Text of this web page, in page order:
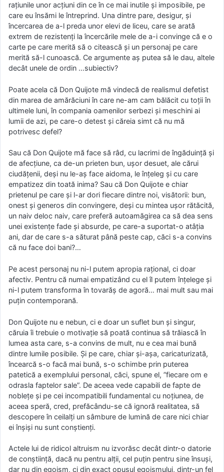
rațiunile unor acțiuni din ce în ce mai inutile și imposibile, pe
care eu însămi le întreprind. Una dintre pare, desigur, și
încercarea de a-l preda unor elevi de liceu, care se arată
extrem de rezistenți la încercările mele de a-i convinge că e o
carte pe care merită să o citească și un personaj pe care
merită să-l cunoască. Ce argumente aș putea să le dau, altele
decât unele de ordin …subiectiv?
Poate acela că Don Quijote mă vindecă de realismul defetist
din marea de amărăciuni în care ne-am cam bălăcit cu toții în
ultimele luni, în compania oamenilor serbezi și meschini ai
lumii de azi, pe care-o detest și căreia simt că nu mă
potrivesc defel?
Sau că Don Quijote mă face să râd, cu lacrimi de îngăduință și
de afecțiune, ca de-un prieten bun, ușor desuet, ale cărui
ciudățenii, deși nu le-aș face aidoma, le înțeleg și cu care
empatizez din toată inima? Sau că Don Quijote e chiar
prietenul pe care și l-ar dori fiecare dintre noi, visătorii: bun,
onest și generos din convingere, deși cu mintea ușor rătăcită,
un naiv deloc naiv, care preferă autoamăgirea ca să dea sens
unei existențe fade și absurde, pe care-a suportat-o atâția
ani, dar de care s-a săturat până peste cap, căci s-a convins
că nu face doi bani?…
Pe acest personaj nu ni-l putem apropia rațional, ci doar
afectiv. Pentru că numai empatizând cu el îl putem înțelege și
ni-l putem transforma în tovarăș de agoră… mai mult sau mai
puțin contemporană.
Don Quijote nu e nebun, ci e doar un suflet bun și singur,
căruia îi trebuie o motivație să poată continua să trăiască în
lumea asta care, s-a convins de mult, nu e cea mai bună
dintre lumile posibile. Și pe care, chiar și-așa, caricaturizată,
încearcă s-o facă mai bună, s-o schimbe prin puterea
patetică a exemplului personal, căci, spune el, ”fiecare om e
odrasla faptelor sale”. De aceea vede capabili de fapte de
noblețe și pe cei incompatibili fundamental cu noțiunea, de
aceea speră, cred, prefăcându-se că ignoră realitatea, să
descopere în ceilalți un sâmbure de lumină de care nici chiar
ei înșiși nu sunt conștienți.
Actele lui de ridicol altruism nu izvorăsc decât dintr-o datorie
de conștiință, dacă nu pentru alții, cel puțin pentru sine însuși,
dar nu din egoism, ci din exact opusul egoismului, dintr-un fel